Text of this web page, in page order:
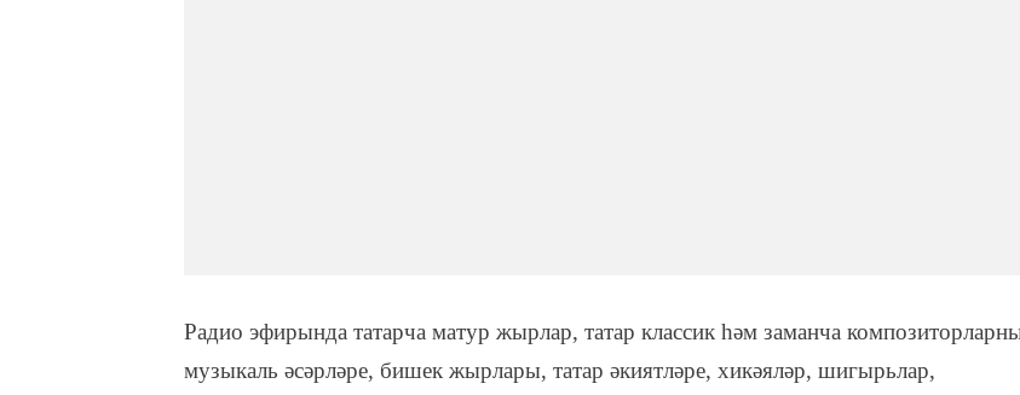
Радио эфирында татарча матур жырлар, татар классик һәм заманча
музыкаль әсәрләре, бишек жырлары, татар әкиятләре, хикәяләр, шигырьлар,